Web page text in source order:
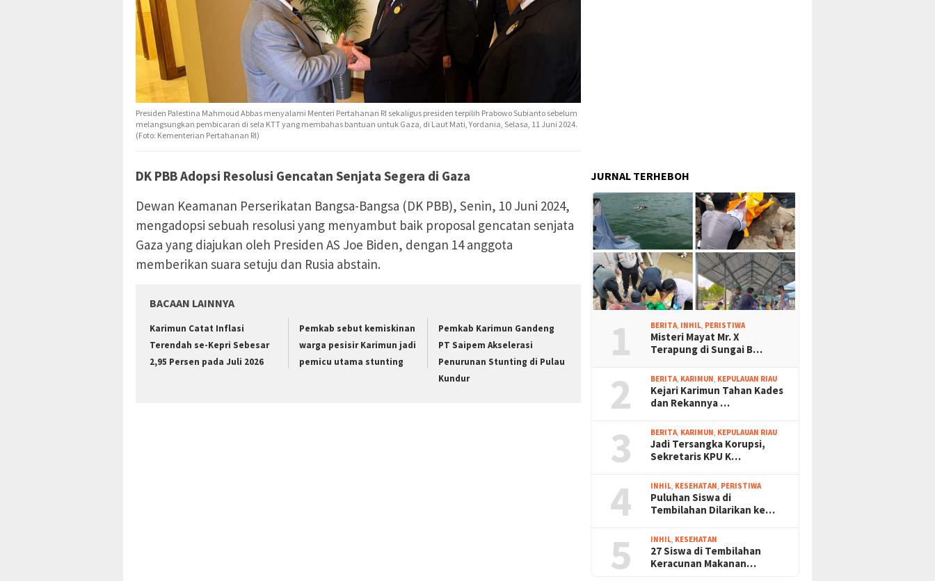
Presiden Palestina Mahmoud Abbas menyalami Menteri Pertahanan RI sekaligus presiden terpilih Prabowo Subianto sebelum
melangsungkan pembicaran di sela KTT yang membahas bantuan untuk Gaza, di Laut Mati, Yordania, Selasa, 11 Juni 2024.
(Foto: Kementerian Pertahanan RI)
DK PBB Adopsi Resolusi Gencatan Senjata Segera di Gaza
Dewan Keamanan Perserikatan Bangsa-Bangsa (DK PBB), Senin, 10 Juni 2024,
mengadopsi sebuah resolusi yang menyambut baik proposal gencatan senjata
Gaza yang diajukan oleh Presiden AS Joe Biden, dengan 14 anggota
memberikan suara setuju dan Rusia abstain.
BACAAN LAINNYA
Karimun Catat Inflasi
Terendah se-Kepri Sebesar
2,95 Persen pada Juli 2026
Pemkab sebut kemiskinan
warga pesisir Karimun jadi
pemicu utama stunting
Pemkab Karimun Gandeng
PT Saipem Akselerasi
Penurunan Stunting di Pulau
Kundur
JURNAL TERHEBOH
1 BERITA INHIL PERISTIWA
Misteri Mayat Mr. X
Terapung di Sungai B…
2 BERITA KARIMUN KEPULAUAN RIAU
Kejari Karimun Tahan Kades
dan Rekannya …
3 BERITA KARIMUN KEPULAUAN RIAU
Jadi Tersangka Korupsi,
Sekretaris KPU K…
4 INHIL KESEHATAN PERISTIWA
Puluhan Siswa di
Tembilahan Dilarikan ke…
5 INHIL KESEHATAN
27 Siswa di Tembilahan
Keracunan Makanan…